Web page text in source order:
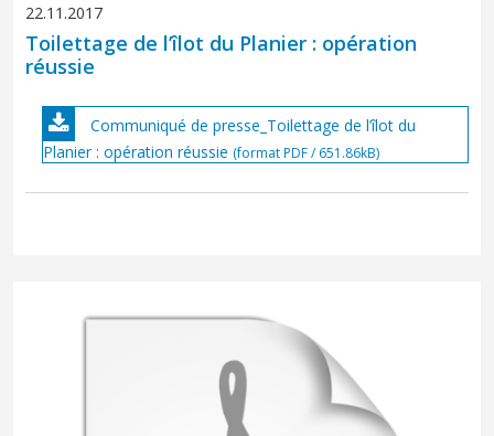
22.11.2017
Toilettage de l’îlot du Planier : opération
réussie
Communiqué de presse_Toilettage de l’îlot du
Planier : opération réussie (format PDF / 651.86kB)